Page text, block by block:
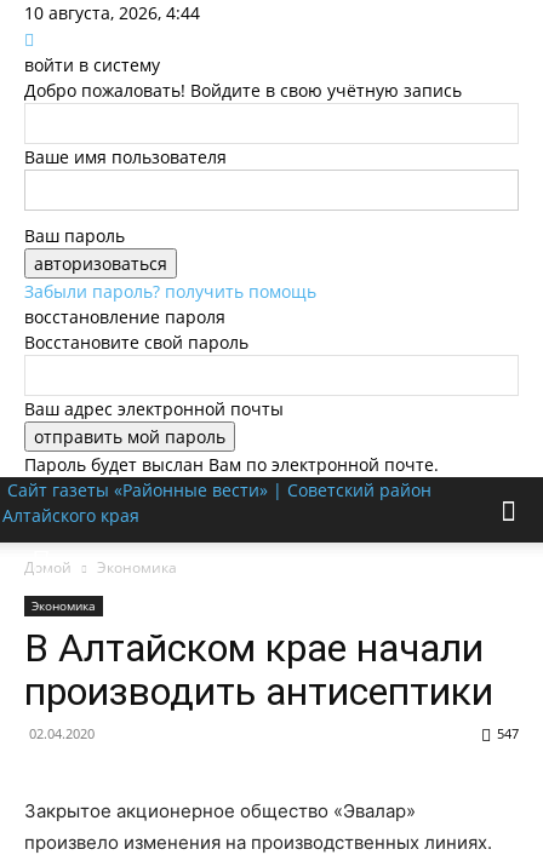
10 августа, 2026, 4:44
войти в систему
Добро пожаловать! Войдите в свою учётную запись
Ваше имя пользователя
Ваш пароль
Забыли пароль? получить помощь
восстановление пароля
Восстановите свой пароль
Ваш адрес электронной почты
Пароль будет выслан Вам по электронной почте.
Сайт газеты «Районные вести» | Советский район
Алтайского края
Домой Экономика
Экономика
В Алтайском крае начали
производить антисептики
02.04.2020 547
Закрытое акционерное общество «Эвалар»
произвело изменения на производственных линиях.